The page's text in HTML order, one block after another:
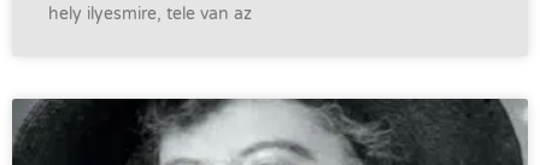
hely ilyesmire, tele van az